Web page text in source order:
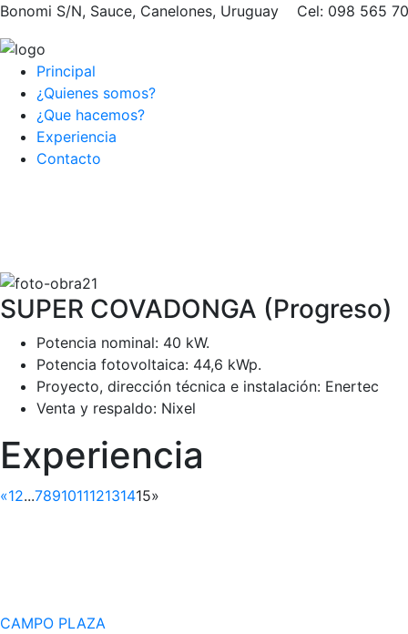
Bonomi S/N, Sauce, Canelones, Uruguay Cel: 098 565
Principal
¿Quienes somos?
¿Que hacemos?
Experiencia
Contacto
SUPER COVADONGA (Progreso)
Potencia nominal: 40 kW.
Potencia fotovoltaica: 44,6 kWp.
Proyecto, dirección técnica e instalación: Enertec
Venta y respaldo: Nixel
Experiencia
«12...789101112131415»
CAMPO PLAZA